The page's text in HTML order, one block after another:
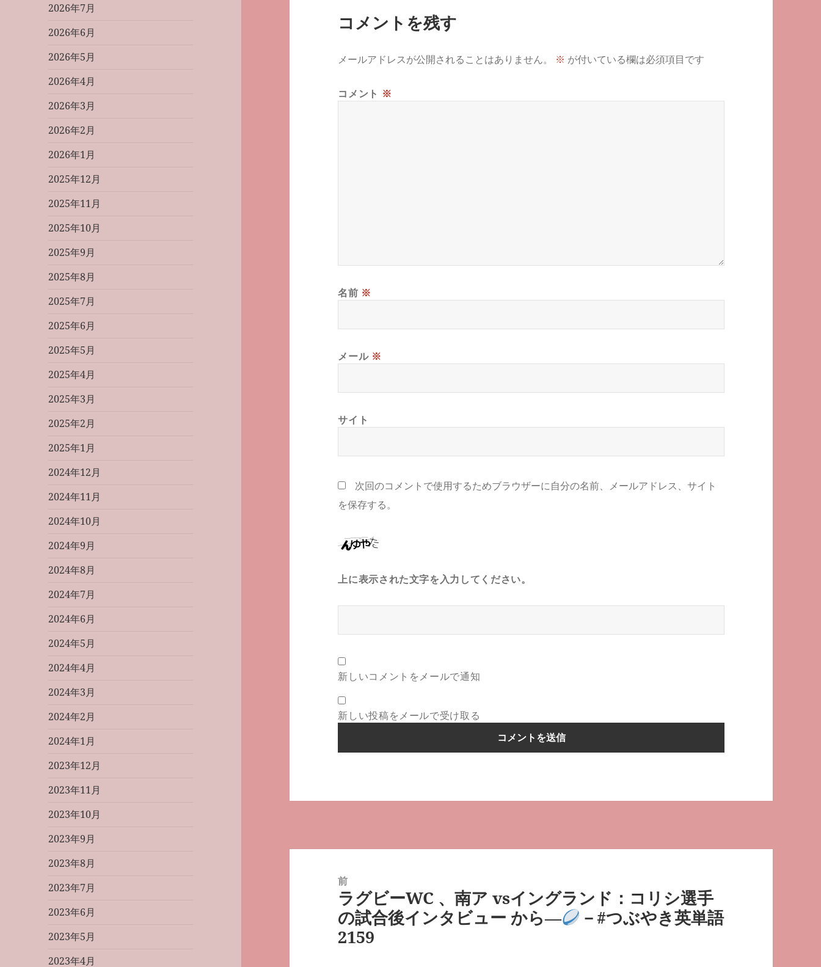
2026年7月
2026年6月
2026年5月
2026年4月
2026年3月
2026年2月
2026年1月
2025年12月
2025年11月
2025年10月
2025年9月
2025年8月
2025年7月
2025年6月
2025年5月
2025年4月
2025年3月
2025年2月
2025年1月
2024年12月
2024年11月
2024年10月
2024年9月
2024年8月
2024年7月
2024年6月
2024年5月
2024年4月
2024年3月
2024年2月
2024年1月
2023年12月
2023年11月
2023年10月
2023年9月
2023年8月
2023年7月
2023年6月
2023年5月
2023年4月
コメントを残す
メールアドレスが公開されることはありません。 ※ が付いている欄は必須項目です
コメント ※
名前 ※
メール ※
サイト
次回のコメントで使用するためブラウザーに自分の名前、メールアドレス、サイト
を保存する。
上に表示された文字を入力してください。
新しいコメントをメールで通知
新しい投稿をメールで受け取る
前
前
の
投
ラグビーWC 、南ア vsイングランド：コリシ選手
の試合後インタビュー から―
－#つぶやき英単語
2159